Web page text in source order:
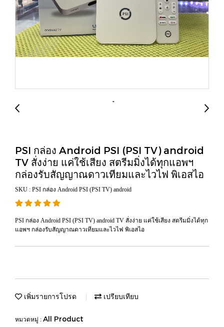
PSI กล่อง Android PSI (PSI TV) android
TV สั่งง่าย แค่ใช้เสียง สตรีมมิ่งได้ทุกแอพฯ
กล่องรับสัญญาณดาวเทียมและไวไฟ พิเอสไอ
SKU : PSI กล่อง Android PSI (PSI TV) android
PSI กล่อง Android PSI (PSI TV) android TV สั่งง่าย แค่ใช้เสียง สตรีมมิ่งได้ทุก
แอพฯ กล่องรับสัญญาณดาวเทียมและไวไฟ พิเอสไอ
เพิ่มรายการโปรด เปรียบเทียบ
หมวดหมู่ : All Product